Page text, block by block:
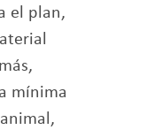
el plan,
mínima